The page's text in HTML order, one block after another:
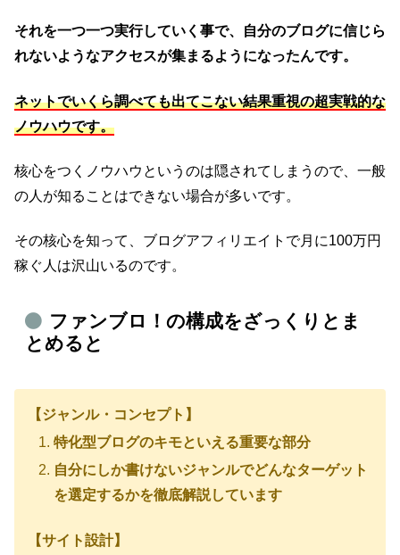
それを一つ一つ実行していく事で、自分のブログに信じら
れないようなアクセスが集まるようになったんです。
ネットでいくら調べても出てこない結果重視の超実戦的な
ノウハウです。
核心をつくノウハウというのは隠されてしまうので、一般
の人が知ることはできない場合が多いです。
その核心を知って、ブログアフィリエイトで月に100万円
稼ぐ人は沢山いるのです。
ファンブロ！の構成をざっくりとま
とめると
【ジャンル・コンセプト】
特化型ブログのキモといえる重要な部分
自分にしか書けないジャンルでどんなターゲット
を選定するかを徹底解説しています
【サイト設計】